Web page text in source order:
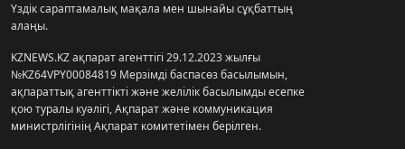
Үздік сараптамалық мақала мен шынайы сұқбаттың
алаңы.
KZNEWS.KZ ақпарат агенттігі 29.12.2023 жылғы
№KZ64VPY00084819 Мерзімді баспасөз басылымын,
ақпараттық агенттікті және желілік басылымды есепке
қою туралы куәлігі, Ақпарат және коммуникация
министрлігінің Ақпарат комитетімен берілген.